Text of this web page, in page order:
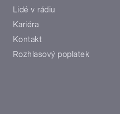
Lidé v rádiu
Kariéra
Kontakt
Rozhlasový poplatek